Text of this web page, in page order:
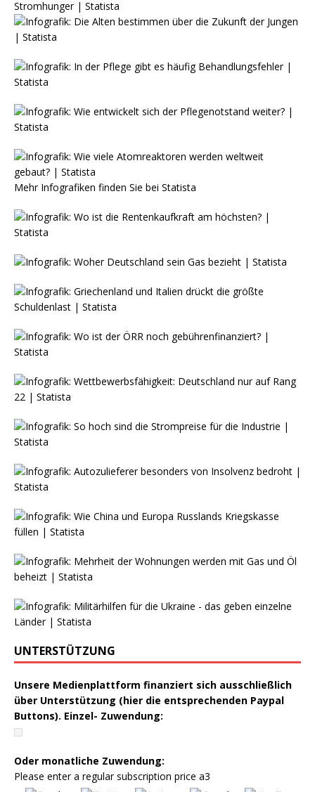
Mehr Infografiken finden Sie bei Statista
UNTERSTÜTZUNG
Unsere Medienplattform finanziert sich ausschließlich
über Unterstützung (hier die entsprechenden Paypal
Buttons). Einzel- Zuwendung:
Oder monatliche Zuwendung:
Please enter a regular subscription price a3